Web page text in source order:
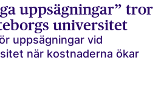
uppsägningar” tror
universitet
uppsägningar vid
när kostnaderna ökar